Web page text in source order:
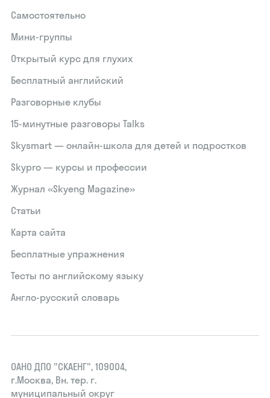
Самостоятельно
Мини-группы
Открытый курс для глухих
Бесплатный английский
Разговорные клубы
15‑минутные разговоры Talks
Skysmart — онлайн-школа для детей и подростков
Skypro — курсы и профессии
Журнал «Skyeng Magazine»
Статьи
Карта сайта
Бесплатные упражнения
Тесты по английскому языку
Англо-русский словарь
ОАНО ДПО "СКАЕНГ", 109004,
г.Москва, Вн. тер. г.
муниципальный округ